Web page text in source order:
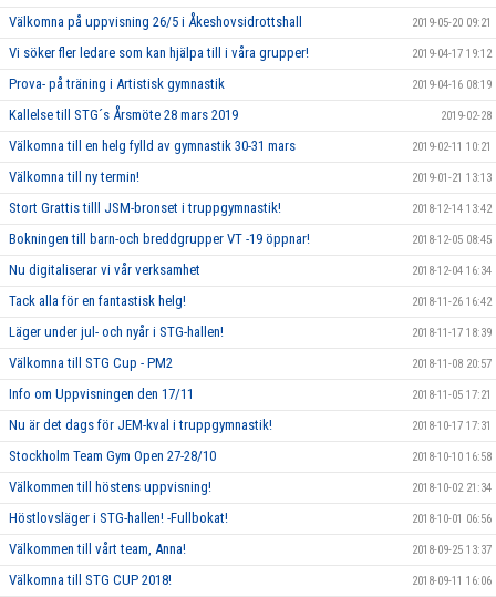
Välkomna på uppvisning 26/5 i Åkeshovsidrottshall 2019-05-20 09:21
Vi söker fler ledare som kan hjälpa till i våra grupper! 2019-04-17 19:12
Prova- på träning i Artistisk gymnastik 2019-04-16 08:19
Kallelse till STG´s Årsmöte 28 mars 2019 2019-02-28
Välkomna till en helg fylld av gymnastik 30-31 mars 2019-02-11 10:21
Välkomna till ny termin! 2019-01-21 13:13
Stort Grattis tilll JSM-bronset i truppgymnastik! 2018-12-14 13:42
Bokningen till barn-och breddgrupper VT -19 öppnar! 2018-12-05 08:45
Nu digitaliserar vi vår verksamhet 2018-12-04 16:34
Tack alla för en fantastisk helg! 2018-11-26 16:42
Läger under jul- och nyår i STG-hallen! 2018-11-17 18:39
Välkomna till STG Cup - PM2 2018-11-08 20:57
Info om Uppvisningen den 17/11 2018-11-05 17:21
Nu är det dags för JEM-kval i truppgymnastik! 2018-10-17 17:31
Stockholm Team Gym Open 27-28/10 2018-10-10 16:58
Välkommen till höstens uppvisning! 2018-10-02 21:34
Höstlovsläger i STG-hallen! -Fullbokat! 2018-10-01 06:56
Välkommen till vårt team, Anna! 2018-09-25 13:37
Välkomna till STG CUP 2018! 2018-09-11 16:06